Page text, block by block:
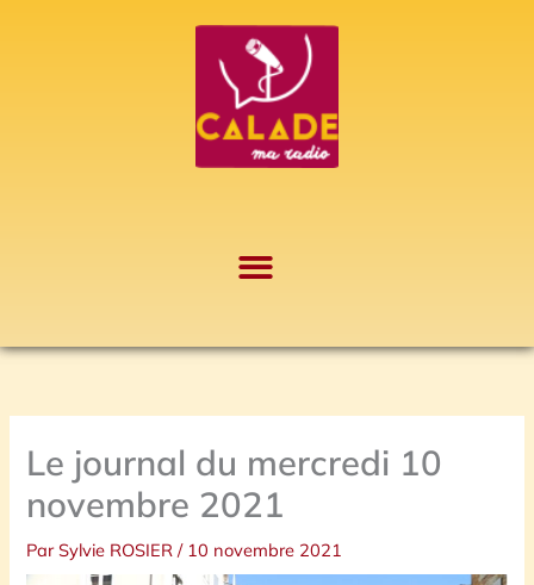
Le journal du mercredi 10
novembre 2021
ParSylvie ROSIER/ 10 novembre 2021